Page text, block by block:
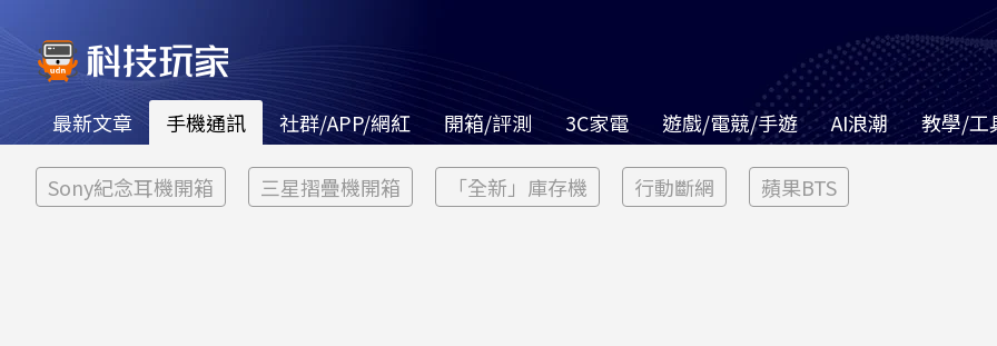
最新文章 手機通訊 社群/APP/網紅 開箱/評測 3C家電 遊戲/電競/手遊 AI浪潮 教學/工
Sony紀念耳機開箱 三星摺疊機開箱 「全新」庫存機 行動斷網 蘋果BTS